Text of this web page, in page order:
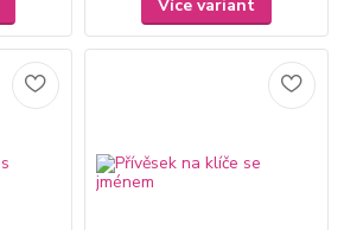
Více variant